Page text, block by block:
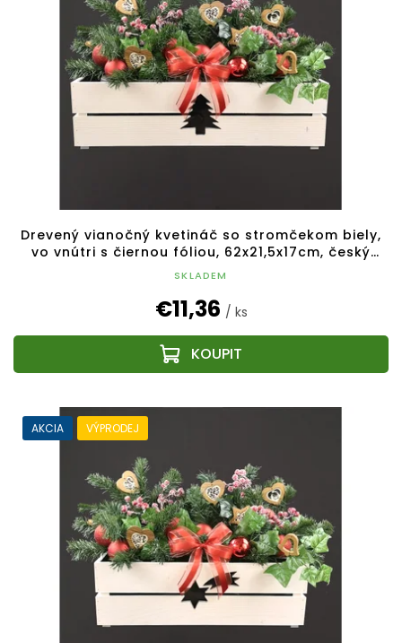
Drevený vianočný kvetináč so stromčekom biely,
vo vnútri s čiernou fóliou, 62x21,5x17cm, český
výrobok
SKLADEM
€11,36 / ks
AKCIA VÝPRODEJ